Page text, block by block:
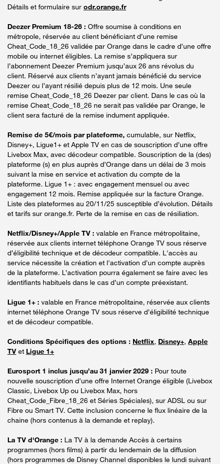
Détails et formulaire sur odr.orange.fr
Deezer Premium 18-26 : Offre soumise à conditions en
métropole, réservée au client bénéficiant d’une remise
Cheat_Code_18_26 validée par Orange dans le cadre d’une offre
mobile ou internet éligibles. La remise s’appliquera sur
l’abonnement Deezer Premium jusqu’aux 26 ans révolus du
client. Réservé aux clients n’ayant jamais bénéficié du service
Deezer ou l’ayant résilié depuis plus de 12 mois. Une seule
remise Cheat_Code_18_26 Deezer par client. Dans le cas où la
remise Cheat_Code_18_26 ne serait pas validée par Orange, le
client sera facturé de la remise indument appliquée.
Remise de 5€/mois par plateforme, cumulable, sur Netflix,
Disney+, Ligue1+ et Apple TV en cas de souscription d’une offre
Livebox Max, avec décodeur compatible. Souscription de la (des)
plateforme (s) en plus auprès d’Orange dans un délai de 3 mois
suivant la mise en service et activation du compte de la
plateforme. Ligue 1+ : avec engagement mensuel ou avec
engagement 12 mois. Remise appliquée sur la facture Orange.
Liste des plateformes au 20/11/25 susceptible d’évolution. Détails
et tarifs sur orange.fr. Perte de la remise en cas de résiliation.
Netflix/Disney+/Apple TV : valable en France métropolitaine,
réservée aux clients internet téléphone Orange TV sous réserve
d’éligibilité technique et de décodeur compatible. L'accès au
service nécessite la création et l'activation d'un compte auprès
de la plateforme. L’activation pourra également se faire avec les
identifiants habituels dans le cas d’un compte préexistant.
Ligue 1+ : valable en France métropolitaine, réservée aux clients
internet téléphone Orange TV sous réserve d’éligibilité technique
et de décodeur compatible.
Conditions Spécifiques des options : Netflix, Disney+, Apple
TV et Ligue 1+
Eurosport 1 inclus jusqu’au 31 janvier 2029 : Pour toute
nouvelle souscription d’une offre Internet Orange éligible (Livebox
Classic, Livebox Up ou Livebox Max, hors
Cheat_Code_Fibre_18_26 et Séries Spéciales), sur ADSL ou sur
Fibre ou Smart TV. Cette inclusion concerne le flux linéaire de la
chaine (hors contenus à la demande et replay).
La TV d'Orange : La TV à la demande Accès à certains
programmes (hors films) à partir du lendemain de la diffusion
(hors programmes de Disney Channel disponibles le lundi suivant